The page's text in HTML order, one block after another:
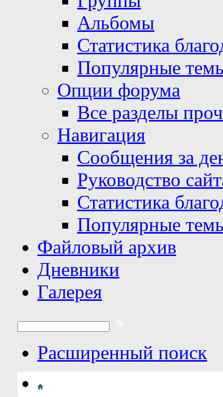
Альбомы
Статистика
Популярные
Опции форума
Все разделы
Навигация
Сообщения за
Руководство
Статистика
Популярные
Файловый архив
Дневники
Галерея
Расширенный поиск